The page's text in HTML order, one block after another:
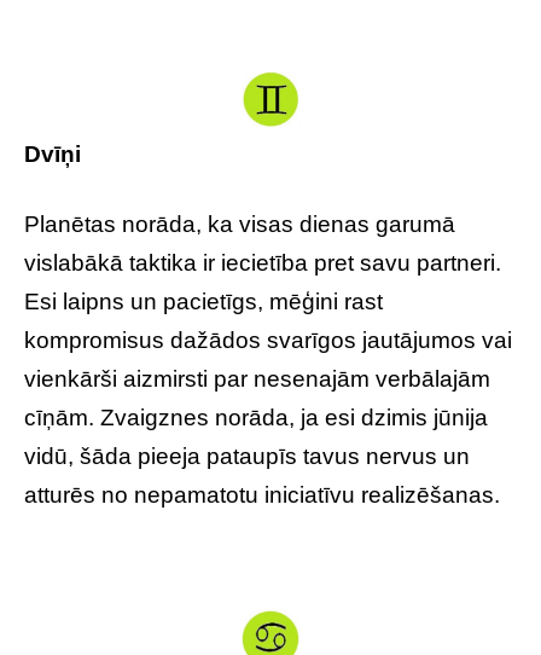
Dvīņi
Planētas norāda, ka visas dienas garumā
vislabākā taktika ir iecietība pret savu partneri.
Esi laipns un pacietīgs, mēģini rast
kompromisus dažādos svarīgos jautājumos vai
vienkārši aizmirsti par nesenajām verbālajām
cīņām. Zvaigznes norāda, ja esi dzimis jūnija
vidū, šāda pieeja pataupīs tavus nervus un
atturēs no nepamatotu iniciatīvu realizēšanas.